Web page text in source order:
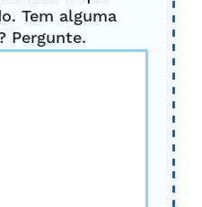
Tem alguma
Pergunte.